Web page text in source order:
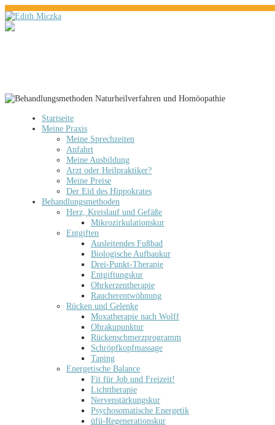
Startseite
Meine Praxis
Meine Sprechzeiten
Anfahrt
Meine Ausbildung
Arzt oder Heilpraktiker?
Meine Preise
Der Eid des Hippokrates
Behandlungsmethoden
Herz, Kreislauf und Gefäße
Mikrozirkulationskur
Entgiften
Ausleitendes Fußbad
Biologische Aufbaukur
Drei-Punkt-Therapie
Entgiftungskur
Ohrkerzentherapie
Raucherentwöhnung
Rücken und Gelenke
Moxatherapie nach Wolff
Ohrakupunktur
Rückenschmerzprogramm
Schröpfkopfmassage
Taping
Energetische Balance
Fit für Job und Freizeit!
Lichttherapie
Nervenstärkungskur
Psychosomatische Energetik
üfü-Regenerationskur